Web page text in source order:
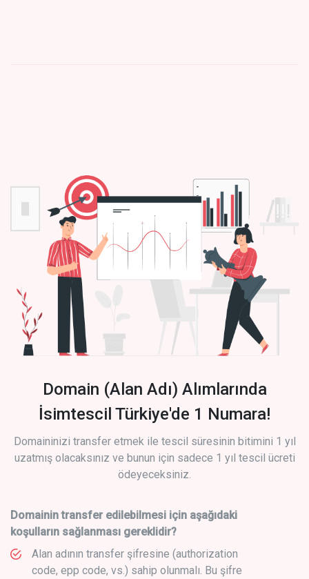
Domain (Alan Adı) Alımlarında
İsimtescil Türkiye'de 1 Numara!
Domaininizi transfer etmek ile tescil süresinin bitimini 1 yıl
uzatmış olacaksınız ve bunun için sadece 1 yıl tescil ücreti
ödeyeceksiniz.
Domainin transfer edilebilmesi için aşağıdaki
koşulların sağlanması gereklidir?
Alan adının transfer şifresine (authorization
code, epp code, vs.) sahip olunmalı. Bu şifre